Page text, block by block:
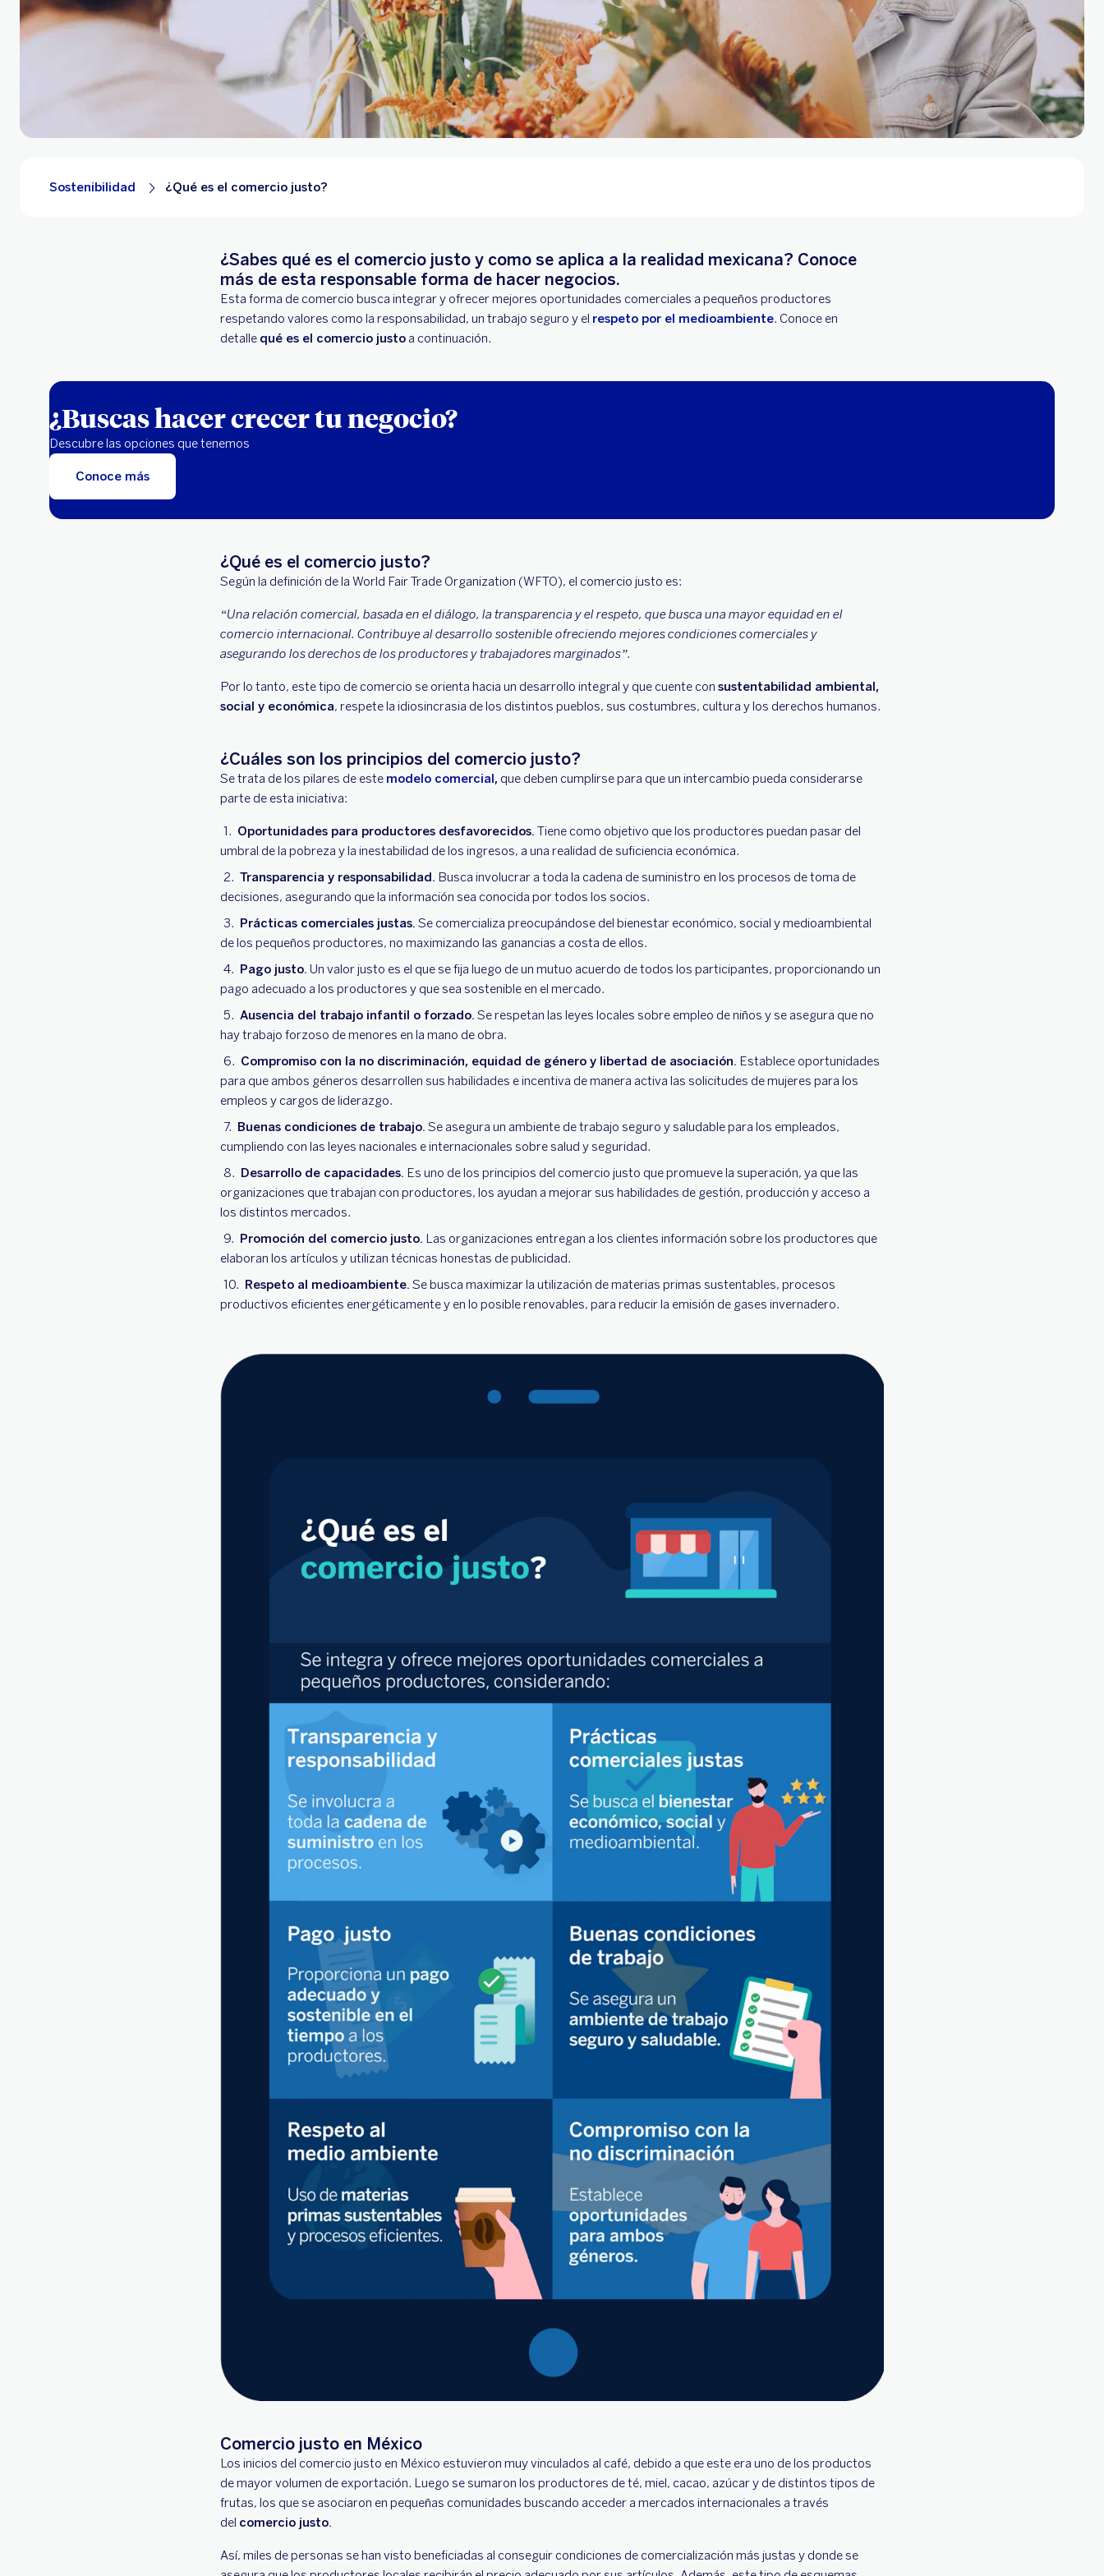
Sostenibilidad ¿Qué es el comercio justo?
¿Sabes qué es el comercio justo y como se aplica a la realidad mexicana? Conoce
más de esta responsable forma de hacer negocios.
Esta forma de comercio busca integrar y ofrecer mejores oportunidades comerciales a pequeños productores
respetando valores como la responsabilidad, un trabajo seguro y el respeto por el medioambiente. Conoce en
detalle qué es el comercio justo a continuación.
¿Buscas hacer crecer tu negocio?
Descubre las opciones que tenemos
Conoce más
¿Qué es el comercio justo?
Según la definición de la World Fair Trade Organization (WFTO), el comercio justo es:
“Una relación comercial, basada en el diálogo, la transparencia y el respeto, que busca una mayor equidad en el
comercio internacional. Contribuye al desarrollo sostenible ofreciendo mejores condiciones comerciales y
asegurando los derechos de los productores y trabajadores marginados”.
Por lo tanto, este tipo de comercio se orienta hacia un desarrollo integral y que cuente con sustentabilidad ambiental,
social y económica, respete la idiosincrasia de los distintos pueblos, sus costumbres, cultura y los derechos humanos.
¿Cuáles son los principios del comercio justo?
Se trata de los pilares de este modelo comercial, que deben cumplirse para que un intercambio pueda considerarse
parte de esta iniciativa:
Oportunidades para productores desfavorecidos. Tiene como objetivo que los productores puedan pasar del
umbral de la pobreza y la inestabilidad de los ingresos, a una realidad de suficiencia económica.
Transparencia y responsabilidad. Busca involucrar a toda la cadena de suministro en los procesos de toma de
decisiones, asegurando que la información sea conocida por todos los socios.
Prácticas comerciales justas. Se comercializa preocupándose del bienestar económico, social y medioambiental
de los pequeños productores, no maximizando las ganancias a costa de ellos.
Pago justo. Un valor justo es el que se fija luego de un mutuo acuerdo de todos los participantes, proporcionando un
pago adecuado a los productores y que sea sostenible en el mercado.
Ausencia del trabajo infantil o forzado. Se respetan las leyes locales sobre empleo de niños y se asegura que no
hay trabajo forzoso de menores en la mano de obra.
Compromiso con la no discriminación, equidad de género y libertad de asociación. Establece oportunidades
para que ambos géneros desarrollen sus habilidades e incentiva de manera activa las solicitudes de mujeres para los
empleos y cargos de liderazgo.
Buenas condiciones de trabajo. Se asegura un ambiente de trabajo seguro y saludable para los empleados,
cumpliendo con las leyes nacionales e internacionales sobre salud y seguridad.
Desarrollo de capacidades. Es uno de los principios del comercio justo que promueve la superación, ya que las
organizaciones que trabajan con productores, los ayudan a mejorar sus habilidades de gestión, producción y acceso a
los distintos mercados.
Promoción del comercio justo. Las organizaciones entregan a los clientes información sobre los productores que
elaboran los artículos y utilizan técnicas honestas de publicidad.
Respeto al medioambiente. Se busca maximizar la utilización de materias primas sustentables, procesos
productivos eficientes energéticamente y en lo posible renovables, para reducir la emisión de gases invernadero.
Comercio justo en México
Los inicios del comercio justo en México estuvieron muy vinculados al café, debido a que este era uno de los productos
de mayor volumen de exportación. Luego se sumaron los productores de té, miel, cacao, azúcar y de distintos tipos de
frutas, los que se asociaron en pequeñas comunidades buscando acceder a mercados internacionales a través
del comercio justo.
Así, miles de personas se han visto beneficiadas al conseguir condiciones de comercialización más justas y donde se